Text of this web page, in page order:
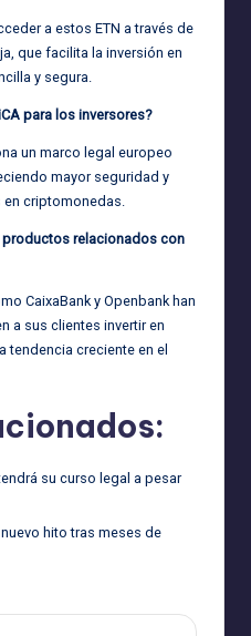
a estos ETN a través de
que facilita la inversión en
y segura.
para los inversores?
un marco legal europeo
mayor seguridad y
criptomonedas.
productos relacionados con
CaixaBank y Openbank han
a sus clientes invertir en
creciente en el
su curso legal a pesar
hito tras meses de